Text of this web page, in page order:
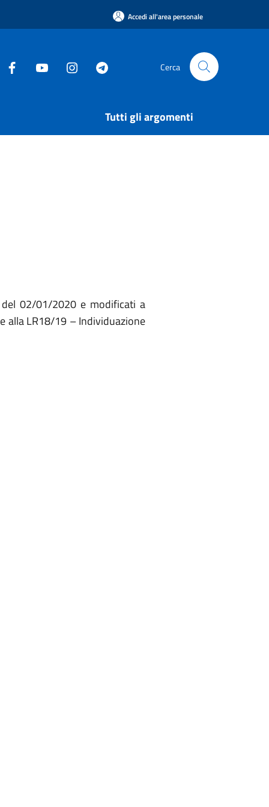
Accedi all'area personale
Cerca
Tutti gli argomenti
02/01/2020 e modificati a
alla LR18/19 – Individuazione